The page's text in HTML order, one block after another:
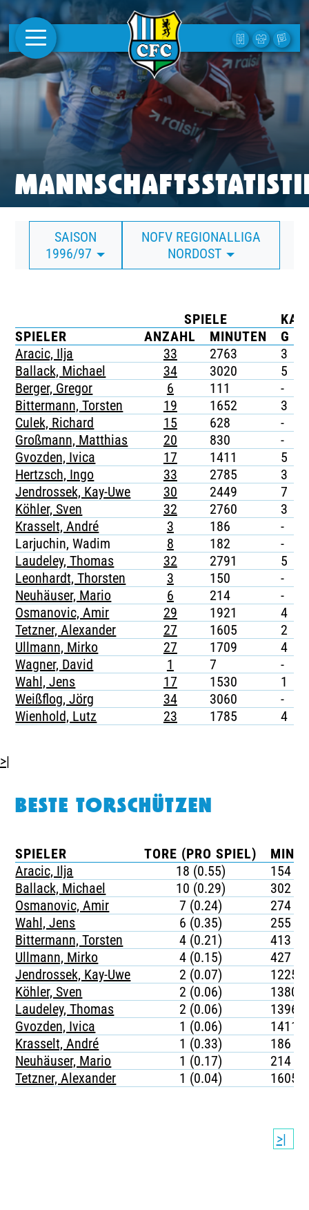
AKTUELLES
1. MANNSCHAFT
FRAUEN
CAMPUS
CLUB
CLUBMITGLIEDSCHAFT
BUSINESS
TICKETING
SAISON
1996/97
NOFV REGIONALLIGA
NORDOST
SPIELE
SPIELER
ANZAHL MINUTEN G
Aracic, Ilja
33 2763 3
Ballack, Michael
34 3020 5
Berger, Gregor
6 111 -
Bittermann, Torsten
19 1652 3
Culek, Richard
15 628 -
Großmann, Matthias
20 830 -
Gvozden, Ivica
17 1411 5
Hertzsch, Ingo
33 2785 3
Jendrossek, Kay-Uwe
30 2449 7
Köhler, Sven
32 2760 3
Krasselt, André
3 186 -
Larjuchin, Wadim
8 182 -
Laudeley, Thomas
32 2791 5
Leonhardt, Thorsten
3 150 -
Neuhäuser, Mario
6 214 -
Osmanovic, Amir
29 1921 4
Tetzner, Alexander
27 1605 2
Ullmann, Mirko
27 1709 4
Wagner, David
1 7 -
Wahl, Jens
17 1530 1
Weißflog, Jörg
34 3060 -
Wienhold, Lutz
23 1785 4
>|
BESTE TORSCHÜTZEN
SPIELER TORE (PRO SPIEL)
Aracic, Ilja
18 (0.55)
154
Ballack, Michael
10 (0.29)
302
Osmanovic, Amir
7 (0.24)
274
Wahl, Jens
6 (0.35)
255
Bittermann, Torsten
4 (0.21)
413
Ullmann, Mirko
4 (0.15)
427
Jendrossek, Kay-Uwe
2 (0.07)
1225
Köhler, Sven
2 (0.06)
1380
Laudeley, Thomas
2 (0.06)
1396
Gvozden, Ivica
1 (0.06)
1411
Krasselt, André
1 (0.33)
186
Neuhäuser, Mario
1 (0.17)
214
Tetzner, Alexander
1 (0.04) 1605
>|